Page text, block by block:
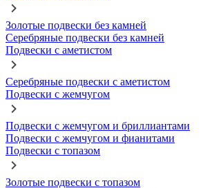
Золотые подвески без камней
Серебряные подвески без камней
Подвески с аметистом
Серебряные подвески с аметистом
Подвески с жемчугом
Подвески с жемчугом и бриллиантами
Подвески с жемчугом и фианитами
Подвески с топазом
Золотые подвески с топазом